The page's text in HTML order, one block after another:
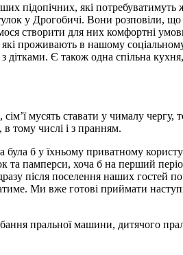
підопічних, які
у Дрогобичі. Вони розповіли,
створити для них комфортні
проживають в нашому
дітками. Є також одна спільна
мусять ставати у чималу чергу,
тому числі і з пранням.
б у їхньому приватному
памперси, хоча б на перший
після поселення наших гостей
Ми вже готові приймати
пральної машини, дитячого